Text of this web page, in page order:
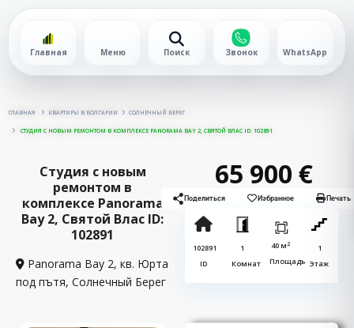
Главная Меню Поиск Звонок WhatsApp
ГЛАВНАЯ КВАРТИРЫ В БОЛГАРИИ СОЛНЕЧНЫЙ БЕРЕГ
СТУДИЯ С НОВЫМ РЕМОНТОМ В КОМПЛЕКСЕ PANORAMA BAY 2, СВЯТОЙ ВЛАС ID: 102891
Студия с новым
ремонтом в
комплексе Panorama
Bay 2, Святой Влас ID:
102891
Panorama Bay 2, кв. Юрта
под пътя, Солнечный Берег
65 900 €
Поделиться Избранное Печать
102891
ID
1
Комнат
40 м2
Площадь
1
Этаж